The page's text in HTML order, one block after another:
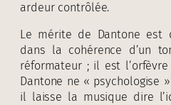
ardeur contrôlée.
Le mérite de Dantone
dans la cohérence d’un
réformateur ; il est
Dantone ne « psychologise
il laisse la musique dire